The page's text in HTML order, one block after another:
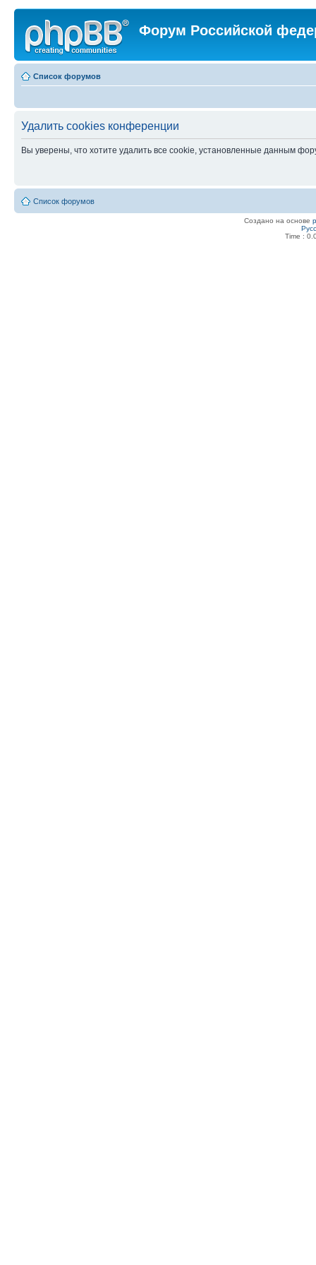
Форум Российской
Список форумов
Удалить cookies конференции
Вы уверены, что хотите удалить все cookie, установленные данным
Список форумов
Создано на основе
Time :